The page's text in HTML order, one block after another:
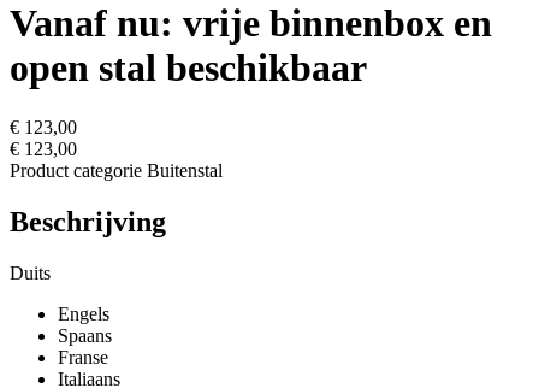
Vanaf nu: vrije binnenbox en
open stal beschikbaar
€ 123,00
€ 123,00
Product categorie Buitenstal
Beschrijving
Duits
Engels
Spaans
Franse
Italiaans